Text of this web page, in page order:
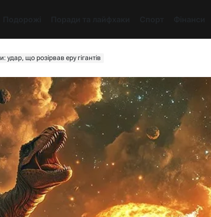
що розірвав еру гігантів